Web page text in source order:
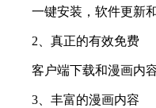
一键安装，软件更新和
2、真正的有效免费
客户端下载和漫画内容
3、丰富的漫画内容